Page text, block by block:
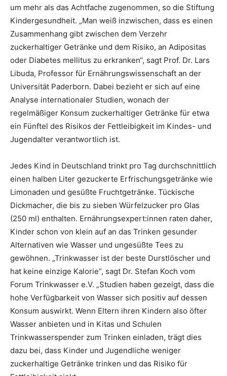
um mehr als das Achtfache zugenommen, so die Stiftung
Kindergesundheit. „Man weiß inzwischen, dass es einen
Zusammenhang gibt zwischen dem Verzehr
zuckerhaltiger Getränke und dem Risiko, an Adipositas
oder Diabetes mellitus zu erkranken“, sagt Prof. Dr. Lars
Libuda, Professor für Ernährungswissenschaft an der
Universität Paderborn. Dabei bezieht er sich auf eine
Analyse internationaler Studien, wonach der
regelmäßiger Konsum zuckerhaltiger Getränke für etwa
ein Fünftel des Risikos der Fettleibigkeit im Kindes- und
Jugendalter verantwortlich ist.
Jedes Kind in Deutschland trinkt pro Tag durchschnittlich
einen halben Liter gezuckerte Erfrischungsgetränke wie
Limonaden und gesüßte Fruchtgetränke. Tückische
Dickmacher, die bis zu sieben Würfelzucker pro Glas
(250 ml) enthalten. Ernährungsexpert:innen raten daher,
Kinder schon von klein auf an das Trinken gesunder
Alternativen wie Wasser und ungesüßte Tees zu
gewöhnen. „Trinkwasser ist der beste Durstlöscher und
hat keine einzige Kalorie“, sagt Dr. Stefan Koch vom
Forum Trinkwasser e.V. „Studien haben gezeigt, dass die
hohe Verfügbarkeit von Wasser sich positiv auf dessen
Konsum auswirkt. Wenn Eltern ihren Kindern also öfter
Wasser anbieten und in Kitas und Schulen
Trinkwasserspender zum Trinken einladen, trägt dies
dazu bei, dass Kinder und Jugendliche weniger
zuckerhaltige Getränke trinken und das Risiko für